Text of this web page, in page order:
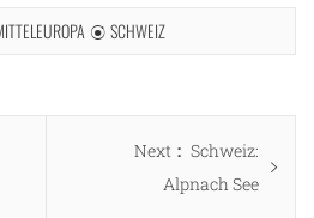
SCHWEIZ
Next
Next
post:
Schweiz:
Alpnach See